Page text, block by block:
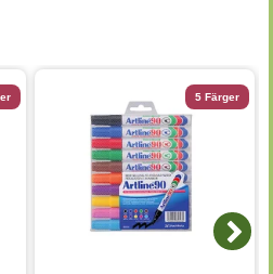
5 Färger